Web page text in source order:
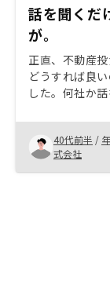
話を聞くだ
が。
正直、不動産
どうすれば良
した。何社か
思いましたが
ていただき、
もらったので
40代前半 /
式会社